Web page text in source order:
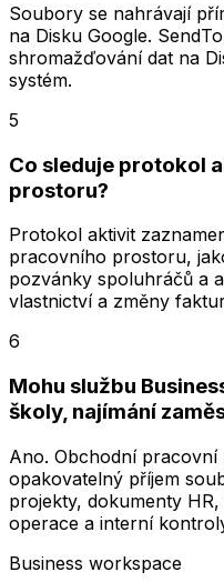
Soubory se nahrávají
na Disku Google.
shromažďování dat na
systém.
5
Co sleduje protokol
prostoru?
Protokol aktivit
pracovního prostoru,
pozvánky spoluhráčů a
vlastnictví a změny
6
Mohu službu
školy, najímání
Ano. Obchodní
opakovatelný příjem
projekty, dokumenty
operace a interní
Business workspace